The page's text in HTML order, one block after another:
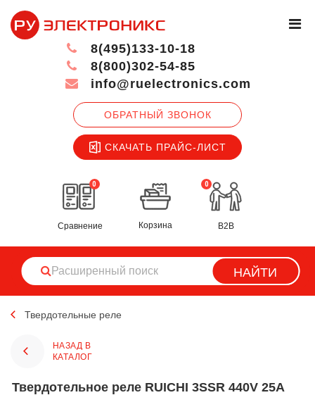
ОБРАТНЫЙ ЗВОНОК
СКАЧАТЬ ПРАЙС-ЛИСТ
8(495)133-10-18
8(800)302-54-85
info@ruelectronics.com
0
Сравнение
0
Корзина B2B
НАЙТИ
Твердотельные реле
НАЗАД В
КАТАЛОГ
Твердотельное реле RUICHI 3SSR 440V 25A